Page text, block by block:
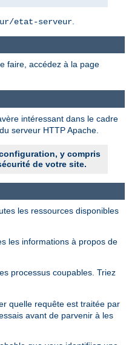
etat-serveur
faire, accédez à la page
intéressant dans le cadre
serveur HTTP Apache.
y compris
de votre site.
les ressources disponibles
les informations à propos de
processus coupables. Triez
quelle requête est traitée par
avant de parvenir à les